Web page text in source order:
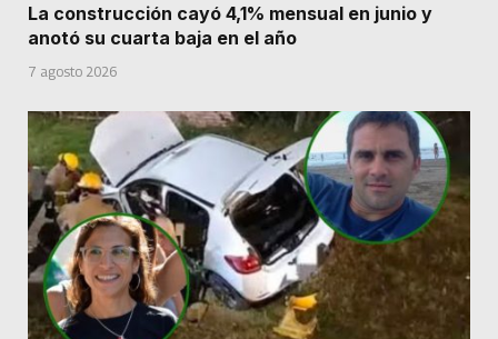
La construcción cayó 4,1% mensual en junio y
anotó su cuarta baja en el año
7 agosto 2026